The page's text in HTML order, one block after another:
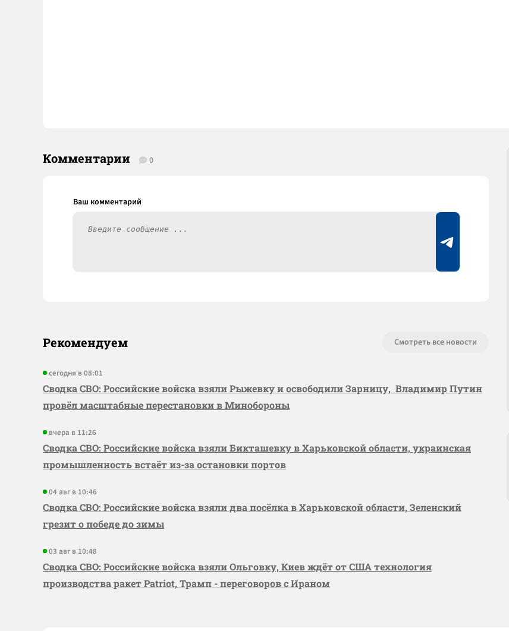
Комментарии 0
Рекомендуем Смотреть все новости
сегодня в 08:01
Сводка СВО: Российские войска взяли Рыжевку и освободили Зарницу, Владимир Путин
провёл масштабные перестановки в Минобороны
вчера в 11:26
Сводка СВО: Российские войска взяли Бикташевку в Харьковской области, украинская
промышленность встаёт из-за остановки портов
04 авг в 10:46
Сводка СВО: Российские войска взяли два посёлка в Харьковской области, Зеленский
грезит о победе до зимы
03 авг в 10:48
Сводка СВО: Российские войска взяли Ольговку, Киев ждёт от США технология
производства ракет Patriot, Трамп - переговоров с Ираном